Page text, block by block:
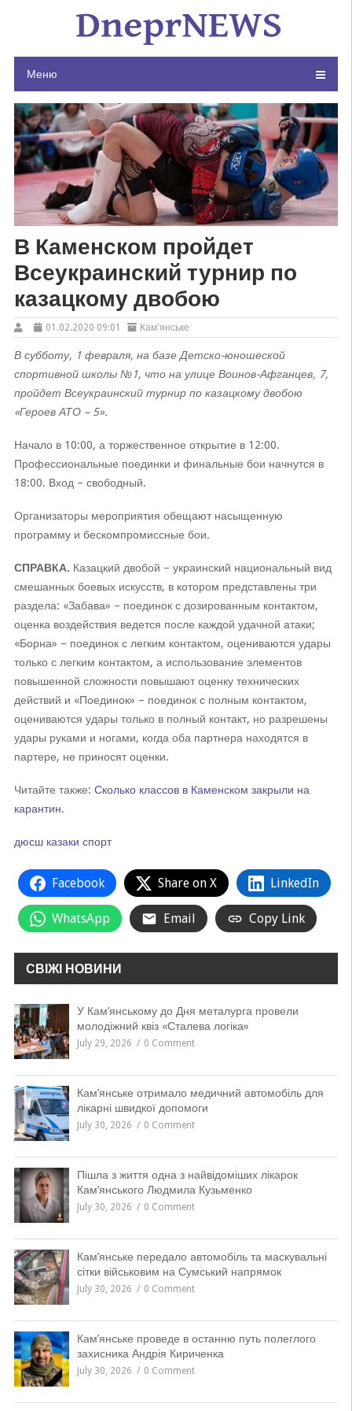
Меню
В Каменском пройдет
Всеукраинский турнир по
казацкому двобою
01.02.2020 09:01 Кам'янське
В субботу, 1 февраля, на базе Детско-юношеской
спортивной школы №1, что на улице Воинов-Афганцев, 7,
пройдет Всеукраинский турнир по казацкому двобою
«Героев АТО – 5».
Начало в 10:00, а торжественное открытие в 12:00.
Профессиональные поединки и финальные бои начнутся в
18:00. Вход – свободный.
Организаторы мероприятия обещают насыщенную
программу и бескомпромиссные бои.
СПРАВКА. Казацкий двобой – украинский национальный вид
смешанных боевых искусств, в котором представлены три
раздела: «Забава» – поединок с дозированным контактом,
оценка воздействия ведется после каждой удачной атаки;
«Борна» – поединок с легким контактом, оцениваются удары
только с легким контактом, а использование элементов
повышенной сложности повышают оценку технических
действий и «Поединок» – поединок с полным контактом,
оцениваются удары только в полный контакт, но разрешены
удары руками и ногами, когда оба партнера находятся в
партере, не приносят оценки.
Читайте также: Сколько классов в Каменском закрыли на
карантин.
дюсш казаки спорт
Facebook Share on X LinkedIn
WhatsApp Email Copy Link
СВІЖІ НОВИНИ
У Кам’янському до Дня металурга провели
молодіжний квіз «Сталева логіка»
July 29, 2026 0 Comment
Кам’янське отримало медичний автомобіль для
лікарні швидкої допомоги
July 30, 2026 0 Comment
Пішла з життя одна з найвідоміших лікарок
Кам’янського Людмила Кузьменко
July 30, 2026 0 Comment
Кам’янське передало автомобіль та маскувальні
сітки військовим на Сумський напрямок
July 30, 2026 0 Comment
Кам’янське проведе в останню путь полеглого
захисника Андрія Кириченка
July 30, 2026 0 Comment